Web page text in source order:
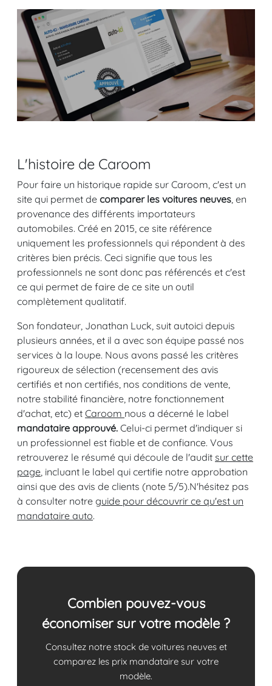
L'histoire de Caroom
Pour faire un historique rapide sur Caroom, c'est un
site qui permet de comparer les voitures neuves, en
provenance des différents importateurs
automobiles. Créé en 2015, ce site référence
uniquement les professionnels qui répondent à des
critères bien précis. Ceci signifie que tous les
professionnels ne sont donc pas référencés et c'est
ce qui permet de faire de ce site un outil
complètement qualitatif.
Son fondateur, Jonathan Luck, suit autoici depuis
plusieurs années, et il a avec son équipe passé nos
services à la loupe. Nous avons passé les critères
rigoureux de sélection (recensement des avis
certifiés et non certifiés, nos conditions de vente,
notre stabilité financière, notre fonctionnement
d'achat, etc) et Caroom nous a décerné le label
mandataire approuvé. Celui-ci permet d'indiquer si
un professionnel est fiable et de confiance. Vous
retrouverez le résumé qui découle de l'audit sur cette
page, incluant le label qui certifie notre approbation
ainsi que des avis de clients (note 5/5).N'hésitez pas
à consulter notre guide pour découvrir ce qu'est un
mandataire auto.
Combien pouvez-vous
économiser sur votre modèle ?
Consultez notre stock de voitures neuves et
comparez les prix mandataire sur votre
modèle.